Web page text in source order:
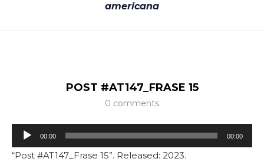
americana
POST #AT147_FRASE 15
0 comments
Tocador
de
00:00 00:00
“Post #AT147_Frase 15”. Released: 2023.